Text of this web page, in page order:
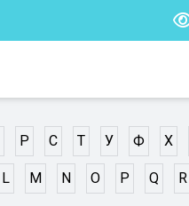
Р С Т У Ф Х
L M N O P Q R